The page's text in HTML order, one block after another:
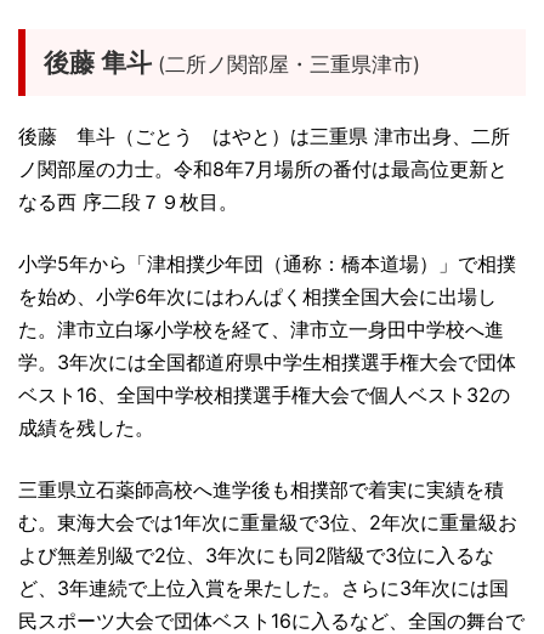
後藤 隼斗 (二所ノ関部屋・三重県津市)
後藤 隼斗（ごとう はやと）は三重県 津市出身、二所
ノ関部屋の力士。令和8年7月場所の番付は最高位更新と
なる西 序二段７９枚目。
小学5年から「津相撲少年団（通称：橋本道場）」で相撲
を始め、小学6年次にはわんぱく相撲全国大会に出場し
た。津市立白塚小学校を経て、津市立一身田中学校へ進
学。3年次には全国都道府県中学生相撲選手権大会で団体
ベスト16、全国中学校相撲選手権大会で個人ベスト32の
成績を残した。
三重県立石薬師高校へ進学後も相撲部で着実に実績を積
む。東海大会では1年次に重量級で3位、2年次に重量級お
よび無差別級で2位、3年次にも同2階級で3位に入るな
ど、3年連続で上位入賞を果たした。さらに3年次には国
民スポーツ大会で団体ベスト16に入るなど、全国の舞台で